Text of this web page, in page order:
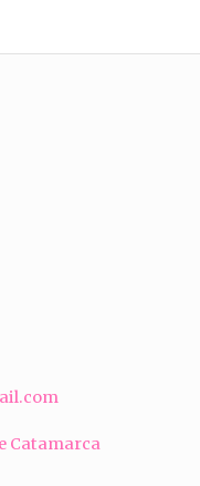
Catamarca